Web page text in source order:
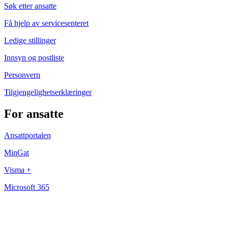
Søk etter ansatte
Få hjelp av servicesenteret
Ledige stillinger
Innsyn og postliste
Personvern
Tilgjengelighetserklæringer
For ansatte
Ansattportalen
MinGat
Visma +
Microsoft 365